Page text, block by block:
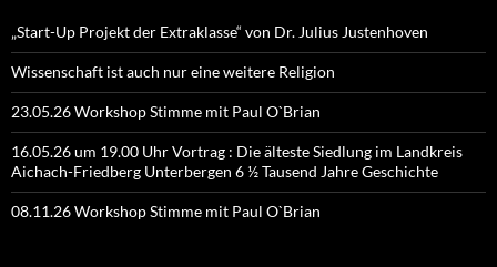
„Start-Up Projekt der Extraklasse“ von Dr. Julius Justenhoven
Wissenschaft ist auch nur eine weitere Religion
23.05.26 Workshop Stimme mit Paul O`Brian
16.05.26 um 19.00 Uhr Vortrag : Die älteste Siedlung im Landkreis
Aichach-Friedberg Unterbergen 6 ½ Tausend Jahre Geschichte
08.11.26 Workshop Stimme mit Paul O`Brian